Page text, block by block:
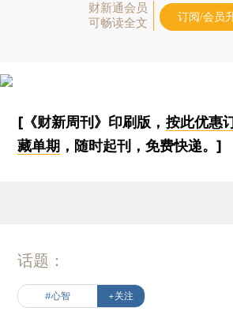
财新通会员
可畅读全文
订阅/会员
[《财新周刊》印刷版， 按此优惠
藏单期 ，随时起刊，免费快递。]
话题：
#心智 +关注